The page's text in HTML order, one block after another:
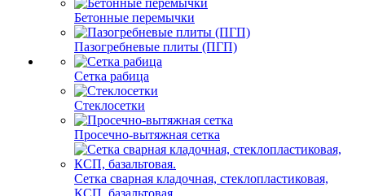
Бетонные перемычки
Пазогребневые плиты (ПГП)
Сетка рабица
Стеклосетки
Просечно-вытяжная сетка
Сетка сварная кладочная, стеклопластиковая,
КСП, базальтовая.